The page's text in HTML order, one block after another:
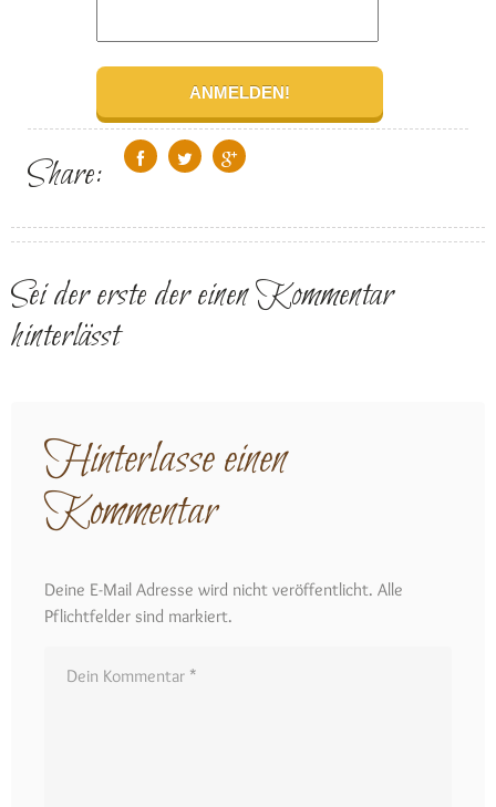
Share:
Sei der erste der einen Kommentar
hinterlässt
Hinterlasse einen
Kommentar
Deine E-Mail Adresse wird nicht veröffentlicht. Alle
Pflichtfelder sind markiert.